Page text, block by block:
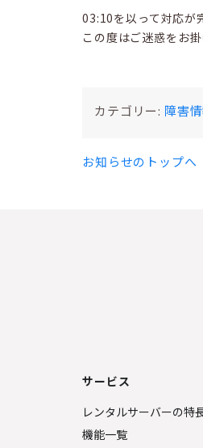
03:10を以って対応が
この度はご迷惑をお
カテゴリー: 障害
お知らせのトップへ
サービス
レンタルサーバーの特
機能一覧